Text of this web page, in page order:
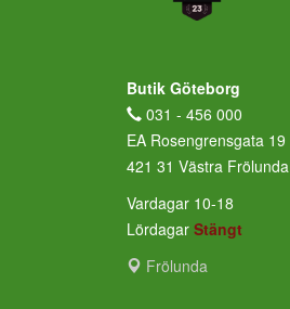
Butik Göteborg
031 - 456 000
EA Rosengrensgata 19
421 31 Västra Frölunda
Vardagar 10-18
Lördagar Stängt
Frölunda